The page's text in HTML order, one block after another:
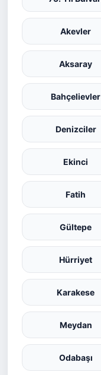
Akevler
Aksaray
Bahçelievler
Denizciler
Ekinci
Fatih
Gültepe
Hürriyet
Karakese
Meydan
Odabaşı